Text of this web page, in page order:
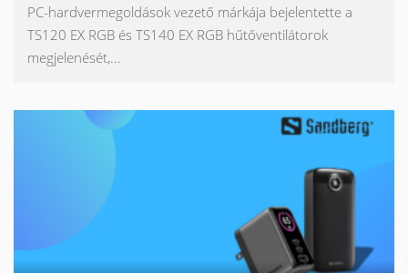
PC-hardvermegoldások vezető márkája bejelentette a
TS120 EX RGB és TS140 EX RGB hűtőventilátorok
megjelenését,...